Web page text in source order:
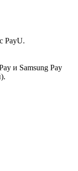
PayU.
и Samsung Pay